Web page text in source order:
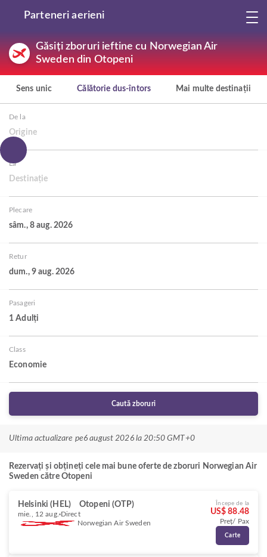
Parteneri aerieni
Găsiți zboruri ieftine cu Norwegian Air
Sweden din Otopeni
Sens unic Călătorie dus-întors Mai multe destinații
De la
Origine
La
Destinație
Plecare
sâm., 8 aug. 2026
Retur
dum., 9 aug. 2026
Pasageri
1 Adulți
Class
Economie
Caută zboruri
Ultima actualizare pe6 august 2026 la 20:50 GMT+0
Rezervați și obțineți cele mai bune oferte de zboruri Norwegian Air
Sweden către Otopeni
Helsinki (HEL) Otopeni (OTP)
mie., 12 aug. Direct
Norwegian Air Sweden
Începe de la
US$ 88.48
Preț/ Pax
Carte